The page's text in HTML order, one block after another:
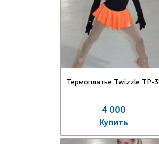
Термоплатье Twizzle TP-3
4 000
Купить